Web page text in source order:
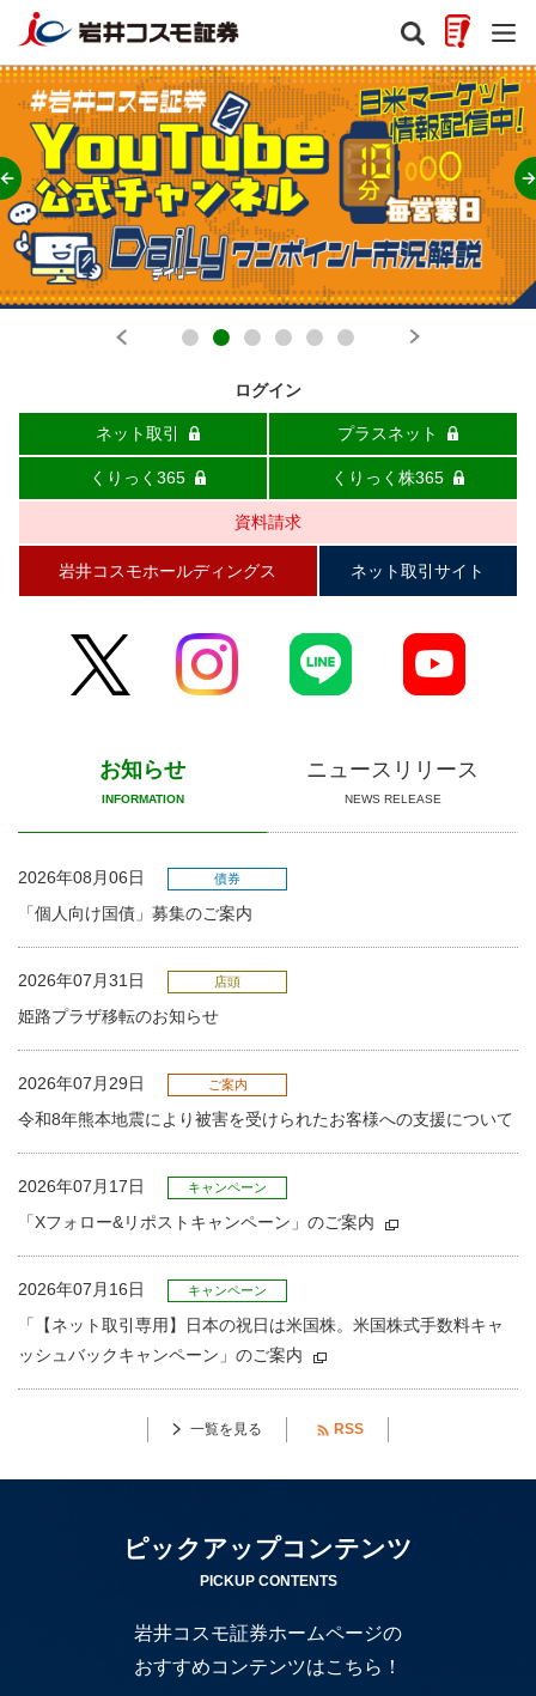
ログイン
ネット取引 プラスネット
くりっく365 くりっく株365
資料請求
岩井コスモホールディングス ネット取引サイト
お知らせ
INFORMATION
ニュースリリース
NEWS RELEASE
2026年08月06日 債券
「個人向け国債」募集のご案内
2026年07月31日 店頭
姫路プラザ移転のお知らせ
2026年07月29日 ご案内
令和8年熊本地震により被害を受けられたお客様への支援について
2026年07月17日 キャンペーン
「Xフォロー&リポストキャンペーン」のご案内
2026年07月16日 キャンペーン
「【ネット取引専用】日本の祝日は米国株。米国株式手数料キャ
ッシュバックキャンペーン」のご案内
一覧を見る RSS
ピックアップコンテンツ
PICKUP CONTENTS
岩井コスモ証券ホームページの
おすすめコンテンツはこちら！